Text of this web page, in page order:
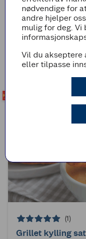
(0)
30min Enkel
(1)
Grillet kylling
nødvendige for
andre hjelper
mulig for deg. Vi
Vil du akseptere
eller tilpasse